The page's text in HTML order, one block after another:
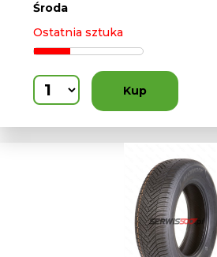
Środa
Ostatnia sztuka
Kup